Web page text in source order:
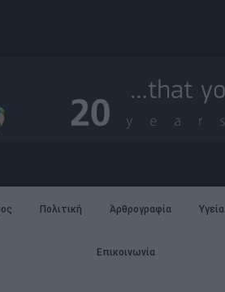
Πολιτική Άρθρογραφία Υγεία
Επικοινωνία